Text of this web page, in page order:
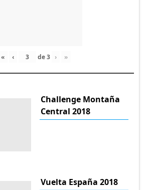
« ‹ de3 › »
Challenge Montaña
Central 2018
Vuelta España 2018